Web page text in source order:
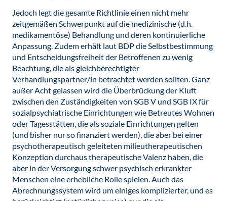
Jedoch legt die gesamte Richtlinie einen nicht mehr
zeitgemäßen Schwerpunkt auf die medizinische (d.h.
medikamentöse) Behandlung und deren kontinuierliche
Anpassung. Zudem erhält laut BDP die Selbstbestimmung
und Entscheidungsfreiheit der Betroffenen zu wenig
Beachtung, die als gleichberechtigter
Verhandlungspartner/in betrachtet werden sollten. Ganz
außer Acht gelassen wird die Überbrückung der Kluft
zwischen den Zuständigkeiten von SGB V und SGB IX für
sozialpsychiatrische Einrichtungen wie Betreutes Wohnen
oder Tagesstätten, die als soziale Einrichtungen gelten
(und bisher nur so finanziert werden), die aber bei einer
psychotherapeutisch geleiteten milieutherapeutischen
Konzeption durchaus therapeutische Valenz haben, die
aber in der Versorgung schwer psychisch erkrankter
Menschen eine erhebliche Rolle spielen. Auch das
Abrechnungssystem wird um einiges komplizierter, und es